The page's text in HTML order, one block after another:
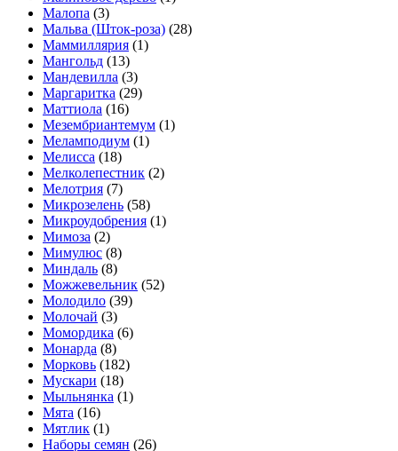
Малопа (3)
Мальва (Шток-роза) (28)
Маммиллярия (1)
Мангольд (13)
Мандевилла (3)
Маргаритка (29)
Маттиола (16)
Мезембриантемум (1)
Меламподиум (1)
Мелисса (18)
Мелколепестник (2)
Мелотрия (7)
Микрозелень (58)
Микроудобрения (1)
Мимоза (2)
Мимулюс (8)
Миндаль (8)
Можжевельник (52)
Молодило (39)
Молочай (3)
Момордика (6)
Монарда (8)
Морковь (182)
Мускари (18)
Мыльнянка (1)
Мята (16)
Мятлик (1)
Наборы семян (26)